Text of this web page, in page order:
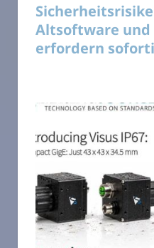
Altsoftware
erfordern